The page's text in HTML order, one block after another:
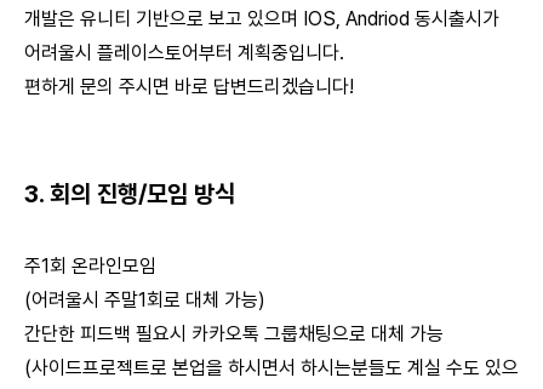
개발은 유니티 기반으로 보고 있으며 IOS, Andriod 동시출시가
어려울시 플레이스토어부터 계획중입니다.
편하게 문의 주시면 바로 답변드리겠습니다!
3. 회의 진행/모임 방식
주1회 온라인모임
(어려울시 주말1회로 대체 가능)
간단한 피드백 필요시 카카오톡 그룹채팅으로 대체 가능
(사이드프로젝트로 본업을 하시면서 하시는분들도 계실 수도 있으